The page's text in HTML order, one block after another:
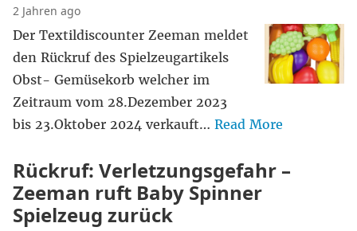
2 Jahren ago
Der Textildiscounter Zeeman meldet
den Rückruf des Spielzeugartikels
Obst- Gemüsekorb welcher im
Zeitraum vom 28.Dezember 2023
bis 23.Oktober 2024 verkauft… Read More
Rückruf: Verletzungsgefahr –
Zeeman ruft Baby Spinner
Spielzeug zurück